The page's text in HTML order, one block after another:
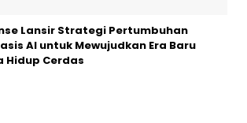
Lansir Strategi Pertumbuhan
AI untuk Mewujudkan Era Baru
Hidup Cerdas